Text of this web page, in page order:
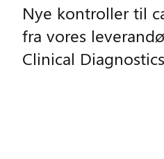
Nye kontroller til
fra vores
Clinical